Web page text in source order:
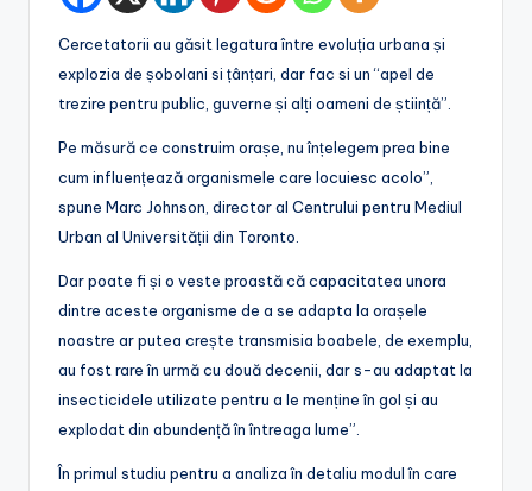
Cercetatorii au găsit legatura între evoluția urbana și
explozia de șobolani si țânțari, dar fac si un “apel de
trezire pentru public, guverne și alți oameni de știință”.
Pe măsură ce construim orașe, nu înțelegem prea bine
cum influențează organismele care locuiesc acolo”,
spune Marc Johnson, director al Centrului pentru Mediul
Urban al Universității din Toronto.
Dar poate fi și o veste proastă că capacitatea unora
dintre aceste organisme de a se adapta la orașele
noastre ar putea crește transmisia boabele, de exemplu,
au fost rare în urmă cu două decenii, dar s-au adaptat la
insecticidele utilizate pentru a le menține în gol și au
explodat din abundență în întreaga lume”.
În primul studiu pentru a analiza în detaliu modul în care